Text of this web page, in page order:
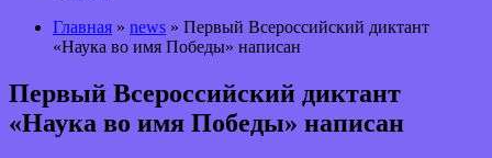
Главная » news » Первый Всероссийский диктант
«Наука во имя Победы» написан
Первый Всероссийский диктант
«Наука во имя Победы» написан